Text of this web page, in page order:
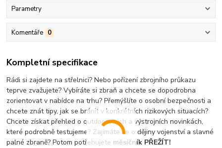
Parametry
Komentáře 0
Kompletní specifikace
Rádi si zajdete na střelnici? Nebo pořízení zbrojního průkazu
teprve zvažujete? Vybíráte si zbraň a chcete se dopodrobna
zorientovat v nabídce na trhu? Přemýšlíte o osobní bezpečnosti a
chcete znát tipy, jak se bránit v konkrétních rizikových situacích?
Chcete získat přehled o outdoorových a výstrojních novinkách,
které podrobně testujeme? Zajímáte se o dějiny vojenství a slavné
palné zbraně? Potom potřebujete měsíčník PŘEŽÍT!